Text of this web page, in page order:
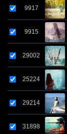
9917
9915
29002
25224
29214
31898